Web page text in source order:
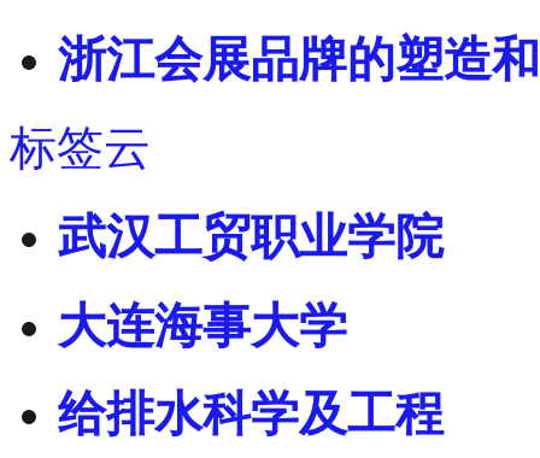
浙江会展品牌的塑造
标签云
武汉工贸职业学院
大连海事大学
给排水科学及工程